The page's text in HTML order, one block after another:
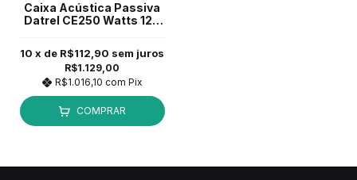
Caixa Acústica Passiva
Datrel CE250 Watts 12''
R$1.129,00
R$1.016,10 com Pix
10 x de R$112,90 sem juros
COMPRAR